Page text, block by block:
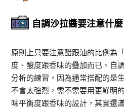
自調沙拉醬要注意什麼
原則上只要注意醋跟油的比例為
度、酸度跟香味的疊加而已。自
分析的練習，因為通常搭配的是
不會太強烈，需不需要用更鮮明
味平衡度跟香味的設計，其實還